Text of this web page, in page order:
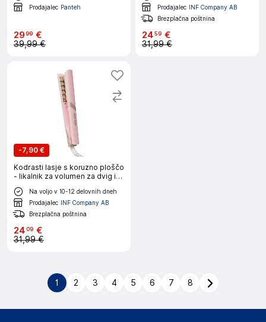
Prodajalec Panteh
2999 €
39,99 €
Prodajalec INF Company AB
Brezplačna poštnina
2459 €
31,99 €
-7,90 €
Kodrasti lasje s koruzno ploščo
- likalnik za volumen za dvig in
oblikovanje Pink
Na voljo v 10-12 delovnih dneh
Prodajalec INF Company AB
Brezplačna poštnina
2409 €
31,99 €
1 2 3 4 5 6 7 8